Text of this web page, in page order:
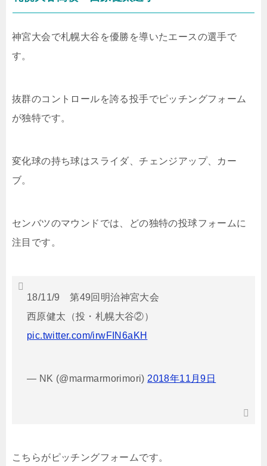
神宮大会で札幌大谷を優勝を導いたエースの選手で
す。
抜群のコントロールを誇る投手でピッチングフォーム
が独特です。
変化球の持ち球はスライダ、チェンジアップ、カー
ブ。
センバツのマウンドでは、どの独特の投球フォームに
注目です。
18/11/9 第49回明治神宮大会
西原健太（投・札幌大谷②）
pic.twitter.com/irwFIN6aKH
— NK (@marmarmorimori) 2018年11月9日
こちらがピッチングフォームです。